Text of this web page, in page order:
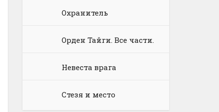
Охранитель
Орден Тайги. Все части.
Невеста врага
Стезя и место